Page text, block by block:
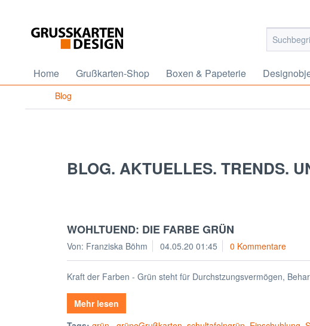
Home Grußkarten-Shop Boxen & Papeterie
Blog
BLOG. AKTUELLES. TRENDS.
WOHLTUEND: DIE FARBE GRÜN
Von: Franziska Böhm 04.05.20 01:45 0 Kommentare
Kraft der Farben - Grün steht für Durchstzungsvermögen,
Mehr lesen